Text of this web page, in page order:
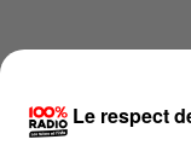
Le respect